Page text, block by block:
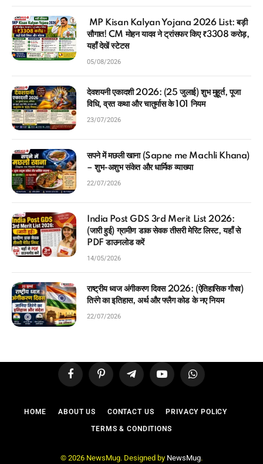
MP Kisan Kalyan Yojana 2026 List: बड़ी
सौगात! CM मोहन यादव ने ट्रांसफर किए ₹3308 करोड़,
यहाँ देखें स्टेटस
05/08/2026
देवशयनी एकादशी 2026: (25 जुलाई) शुभ मुहूर्त, पूजा
विधि, व्रत कथा और चातुर्मास के 101 नियम
23/07/2026
सपने में मछली खाना (Sapne me Machli Khana)
– शुभ-अशुभ संकेत और धार्मिक व्याख्या
22/07/2026
India Post GDS 3rd Merit List 2026:
(जारी हुई) ग्रामीण डाक सेवक तीसरी मेरिट लिस्ट, यहाँ से
PDF डाउनलोड करें
14/05/2026
राष्ट्रीय ध्वज अंगीकरण दिवस 2026: (ऐतिहासिक गौरव)
तिरंगे का इतिहास, अर्थ और फ्लैग कोड के नए नियम
22/07/2026
Facebook Pinterest Telegram YouTube WhatsApp
HOME ABOUT US CONTACT US PRIVACY POLICY
TERMS & CONDITIONS
© 2026 NewsMug. Designed by NewsMug.